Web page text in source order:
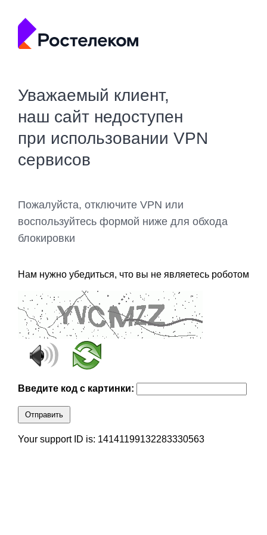
Уважаемый клиент,
наш сайт недоступен
при использовании VPN
сервисов
Пожалуйста, отключите VPN или
воспользуйтесь формой ниже для обхода
блокировки
Нам нужно убедиться, что вы не являетесь роботом
Введите код с картинки:
Отправить
Your support ID is: 14141199132283330563